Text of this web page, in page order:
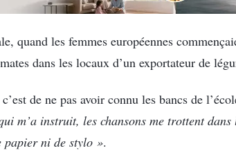
quand les femmes européennes
dans les locaux d’un exportateur de
de ne pas avoir connu les bancs de
m’a instruit, les chansons me trottent
papier ni de stylo ».